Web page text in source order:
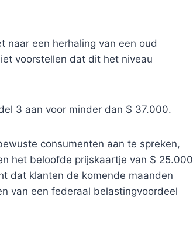
naar een herhaling van een oud
voorstellen dat dit het niveau
3 aan voor minder dan $ 37.000.
consumenten aan te spreken,
het beloofde prijskaartje van $ 25.000
dat klanten de komende maanden
van een federaal belastingvoordeel